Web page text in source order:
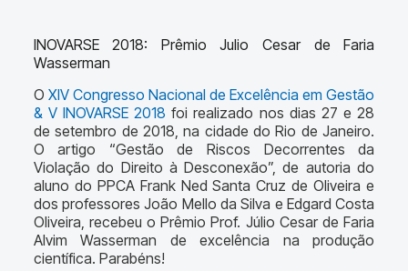
INOVARSE 2018: Prêmio Julio Cesar de Faria
Wasserman
O XIV Congresso Nacional de Excelência em Gestão
& V INOVARSE 2018 foi realizado nos dias 27 e 28
de setembro de 2018, na cidade do Rio de Janeiro.
O artigo “Gestão de Riscos Decorrentes da
Violação do Direito à Desconexão”, de autoria do
aluno do PPCA Frank Ned Santa Cruz de Oliveira e
dos professores João Mello da Silva e Edgard Costa
Oliveira, recebeu o Prêmio Prof. Júlio Cesar de Faria
Alvim Wasserman de excelência na produção
científica. Parabéns!